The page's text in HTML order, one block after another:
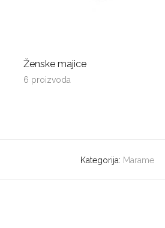
Ženske majice
6 proizvoda
Kategorija: Marame